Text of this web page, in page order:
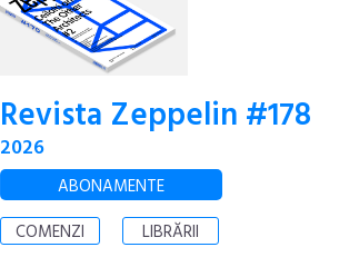
Revista Zeppelin #178
2026
ABONAMENTE
COMENZI
LIBRĂRII